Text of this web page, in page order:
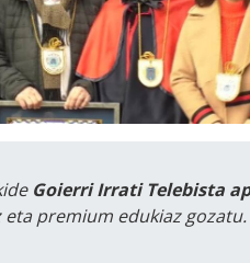
Goierri Irrati Telebista
eta premium edukiaz gozatu.